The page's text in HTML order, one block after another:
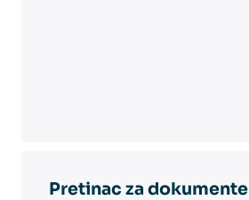
Pretinac za dokumente